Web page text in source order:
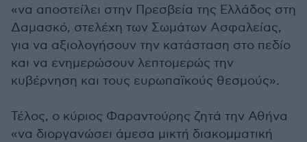
«να αποστείλει στην Πρεσβεία της Ελλάδος στη
Δαμασκό, στελέχη των Σωμάτων Ασφαλείας,
για να αξιολογήσουν την κατάσταση στο πεδίο
και να ενημερώσουν λεπτομερώς την
κυβέρνηση και τους ευρωπαϊκούς θεσμούς».
Τέλος, ο κύριος Φαραντούρης ζητά την Αθήνα
«να διοργανώσει άμεσα μικτή διακομματική